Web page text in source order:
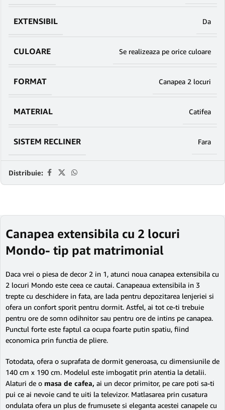
EXTENSIBIL Da
CULOARE Se realizeaza pe orice culoare
FORMAT Canapea 2 locuri
MATERIAL Catifea
SISTEM RECLINER Fara
Distribuie:
Canapea extensibila cu 2 locuri
Mondo- tip pat matrimonial
Daca vrei o piesa de decor 2 in 1, atunci noua canapea extensibila cu
2 locuri Mondo este ceea ce cautai. Canapeaua extensibila in 3
trepte cu deschidere in fata, are lada pentru depozitarea lenjeriei si
ofera un confort sporit pentru dormit. Astfel, ai tot ce-ti trebuie
pentru ore de somn odihnitor sau pentru ore de intins pe canapea.
Punctul forte este faptul ca ocupa foarte putin spatiu, fiind
economica prin functia de pliere.
Totodata, ofera o suprafata de dormit generoasa, cu dimensiunile de
140 cm x 190 cm. Modelul este imbogatit prin atentia la detalii.
Alaturi de o masa de cafea, ai un decor primitor, pe care poti sa-ti
pui ce ai nevoie cand te uiti la televizor. Matlasarea prin cusatura
ondulata ofera un plus de frumusete si eleganta acestei canapele cu